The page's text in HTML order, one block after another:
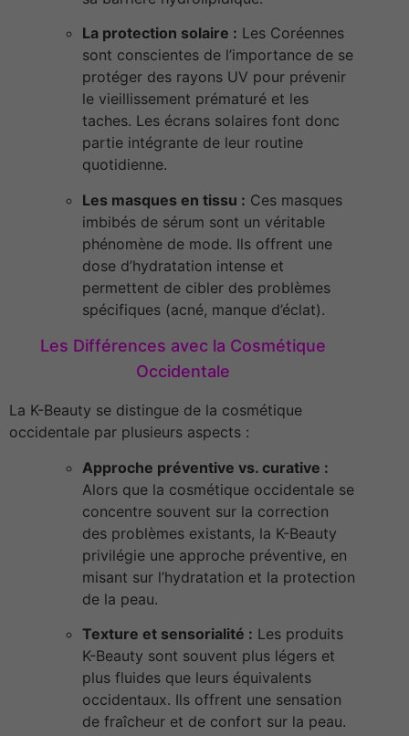
La protection solaire : Les Coréennes
sont conscientes de l’importance de se
protéger des rayons UV pour prévenir
le vieillissement prématuré et les
taches. Les écrans solaires font donc
partie intégrante de leur routine
quotidienne.
Les masques en tissu : Ces masques
imbibés de sérum sont un véritable
phénomène de mode. Ils offrent une
dose d’hydratation intense et
permettent de cibler des problèmes
spécifiques (acné, manque d’éclat).
Les Différences avec la Cosmétique
Occidentale
La K-Beauty se distingue de la cosmétique
occidentale par plusieurs aspects :
Approche préventive vs. curative :
Alors que la cosmétique occidentale se
concentre souvent sur la correction
des problèmes existants, la K-Beauty
privilégie une approche préventive, en
misant sur l’hydratation et la protection
de la peau.
Texture et sensorialité : Les produits
K-Beauty sont souvent plus légers et
plus fluides que leurs équivalents
occidentaux. Ils offrent une sensation
de fraîcheur et de confort sur la peau.